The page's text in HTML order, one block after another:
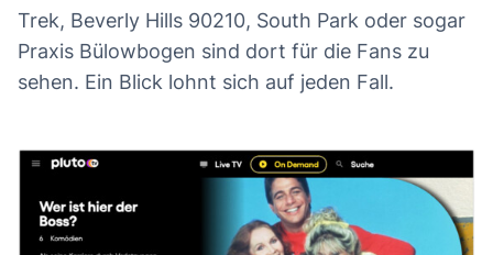
Trek, Beverly Hills 90210, South Park oder sogar
Praxis Bülowbogen sind dort für die Fans zu
sehen. Ein Blick lohnt sich auf jeden Fall.